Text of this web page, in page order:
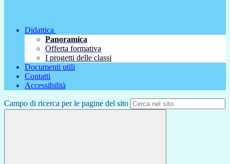
Didattica
Panoramica
Offerta formativa
I progetti delle classi
Documenti utili
Contatti
Accessibilità
Campo di ricerca per le pagine del sito